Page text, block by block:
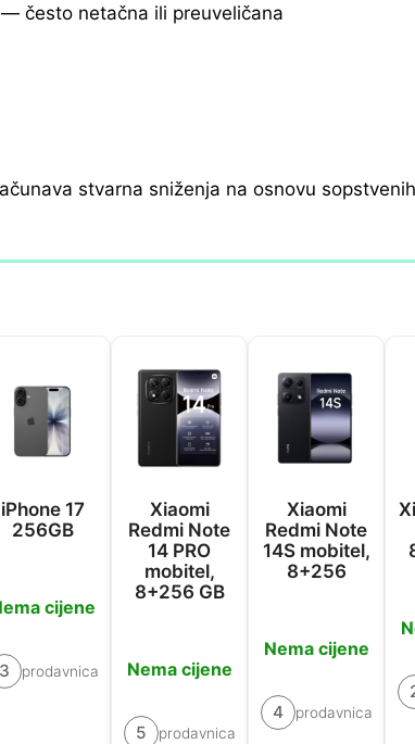
često netačna ili preuveličana
stvarna sniženja na osnovu
iPhone 17
256GB
cijene
3 prodavnica
Xiaomi
Redmi Note
14 PRO
mobitel,
8+256 GB
Nema cijene
5 prodavnica
Xiaomi
Redmi Note
14S mobitel,
8+256
Nema cijene
4 prodavnica